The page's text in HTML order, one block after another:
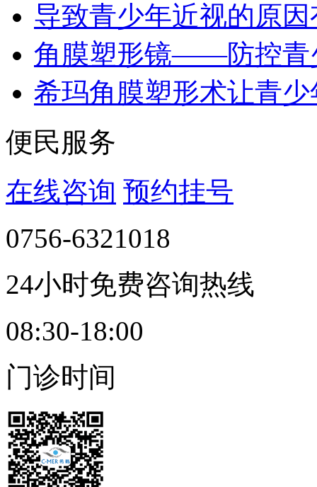
导致青少年近视的原
角膜塑形镜——防控青
希玛角膜塑形术让青
便民服务
在线咨询 预约挂号
0756-6321018
24小时免费咨询热线
08:30-18:00
门诊时间